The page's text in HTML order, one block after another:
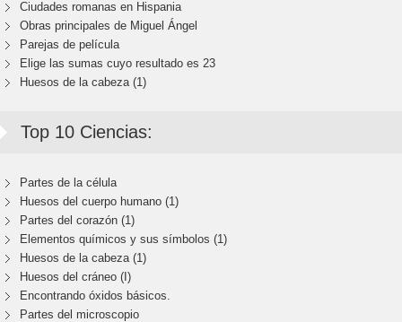
Ciudades romanas en Hispania
Obras principales de Miguel Ángel
Parejas de película
Elige las sumas cuyo resultado es 23
Huesos de la cabeza (1)
Top 10 Ciencias:
Partes de la célula
Huesos del cuerpo humano (1)
Partes del corazón (1)
Elementos químicos y sus símbolos (1)
Huesos de la cabeza (1)
Huesos del cráneo (I)
Encontrando óxidos básicos.
Partes del microscopio